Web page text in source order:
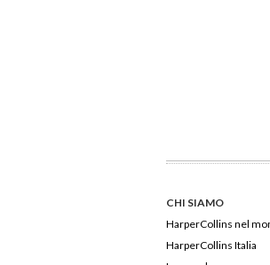
CHI SIAMO
HarperCollins nel
HarperCollins Italia